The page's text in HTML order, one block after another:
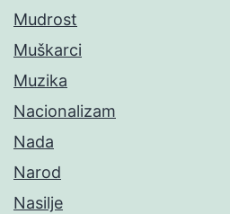
Mudrost
Muškarci
Muzika
Nacionalizam
Nada
Narod
Nasilje